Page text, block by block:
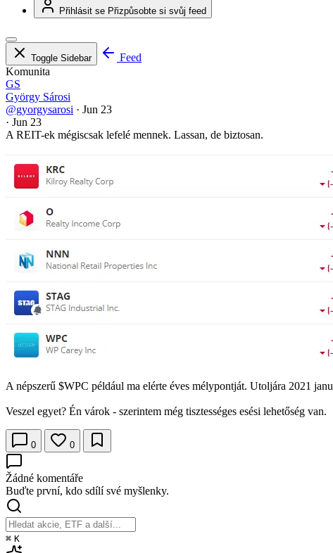
Přihlásit se Přizpůsobte si svůj feed
Toggle Sidebar
Feed
Komunita
GS
György Sárosi
@gyorgysarosi · Jun 23
· Jun 23
A REIT-ek mégiscsak lefelé mennek. Lassan, de biztosan.
A népszerű $WPC például ma elérte éves mélypontját. Utoljára 2021
Veszel egyet? Én várok - szerintem még tisztességes esési lehetőség van.
0 0
Žádné komentáře
Buďte první, kdo sdílí své myšlenky.
⌘ K